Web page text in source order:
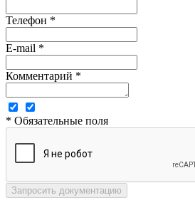
Телефон *
E-mail *
Комментарий *
* Обязательные поля